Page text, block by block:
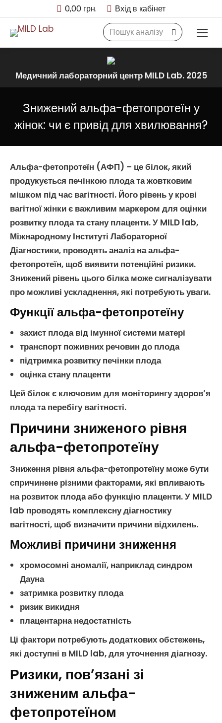
0,00 грн. Вхід в кабінет
Search:
Знижений альфа-фетопротеїн у
жінок: чи є привід для хвилювання?
Альфа-фетопротеїн (АФП) – це білок, який
продукується печінкою плода та жовтковим
мішком під час вагітності. Його рівень у крові
вагітної жінки є важливим маркером для оцінки
розвитку плода та стануплаценти. У MILD lab,
Міжнародному Інституті Лабораторної
Діагностики, проводятьаналіз на альфа-
фетопротеїн, щоб виявити потенційні ризики.
Знижений рівень цього білка може сигналізувати
про можливі ускладнення, які потребують уваги.
Функції альфа-фетопротеїну
захист плода від імунної системи матері
транспорт поживних речовин до плода
підтримка розвитку печінки плода
оцінка стануплаценти
Цей білок є ключовим для моніторингу здоров’я
плода та перебігувагітності.
Причини зниженого рівня
альфа-фетопротеїну
Зниження рівня альфа-фетопротеїнуможе бути
спричинене різними факторами, які впливають
на розвиток плода або функцію плаценти. У MILD
lab проводять комплекснудіагностику
вагітності, щоб визначити причини відхилень.
Можливі причини зниження
хромосомні аномалії, наприклад синдром
Дауна
затримка розвитку плода
ризик викидня
плацентарна недостатність
Ці фактори потребують додаткових обстежень,
які доступні в MILD lab, для уточнення діагнозу.
Ризики, пов’язані зі
зниженим альфа-
фетопротеїном
Медичний лабораторний центр MILD Lab. 2025